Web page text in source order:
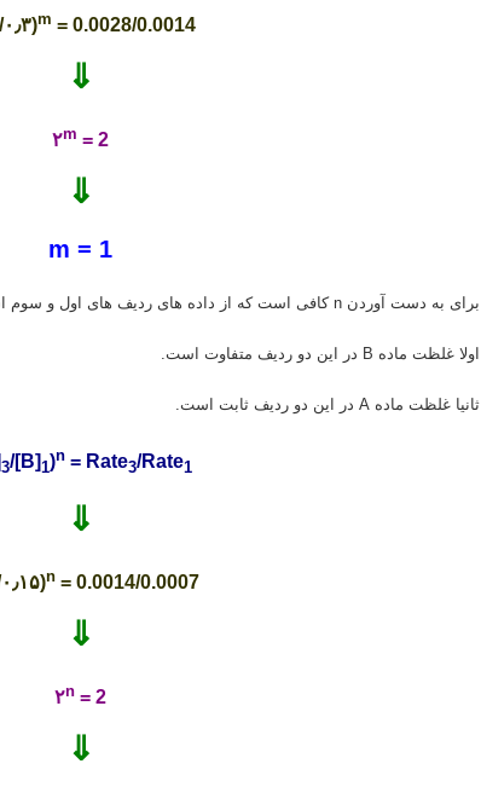
(۰٫۶/۰٫۳)m = 0.0028/0.0014
⇓
۲m = 2
⇓
m = 1
برای به دست آوردن n کافی است که از داده های ردیف های اول و سوم استفاده کنیم.
اولا غلظت ماده B در این دو ردیف متفاوت است.
ثانیا غلظت ماده A در این دو ردیف ثابت است.
3/[B]1)n = Rate3/Rate1
⇓
(۰٫۳/۰٫۱۵)n= 0.0014/0.0007
⇓
۲n = 2
⇓